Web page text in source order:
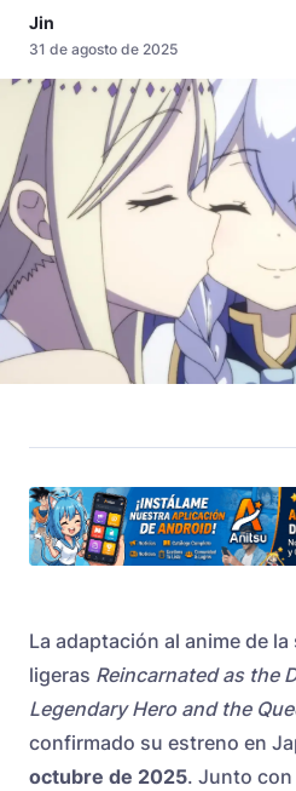
Jin
31 de agosto de 2025
La adaptación al anime de
ligeras Reincarnated as the
Legendary Hero and the
confirmado su estreno en
octubre de 2025. Junto